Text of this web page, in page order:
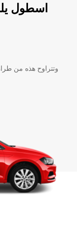
اسطول
وتتراوح هذه من